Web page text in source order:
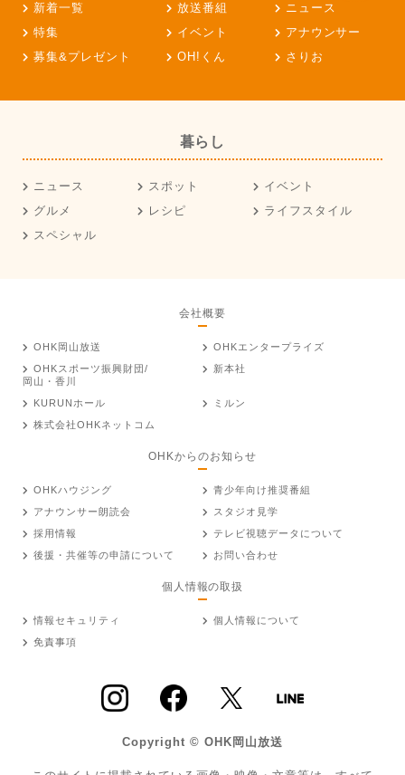
新着一覧 放送番組
ニュース
特集
イベント
アナウンサー
募集&プレゼント
OH!くん さりお
暮らし
ニュース スポット
イベント
グルメ
レシピ
ライフスタイル
スペシャル
会社概要
OHK岡山放送
OHKエンタープライズ
OHKスポーツ振興財団/
岡山・香川
新本社
KURUNホール
ミルン
株式会社OHKネットコム
OHKからのお知らせ
OHKハウジング
青少年向け推奨番組
アナウンサー朗読会
スタジオ見学
採用情報
テレビ視聴データについて
後援・共催等の申請について
お問い合わせ
個人情報の取扱
情報セキュリティ
個人情報について
免責事項
Copyright © OHK岡山放送